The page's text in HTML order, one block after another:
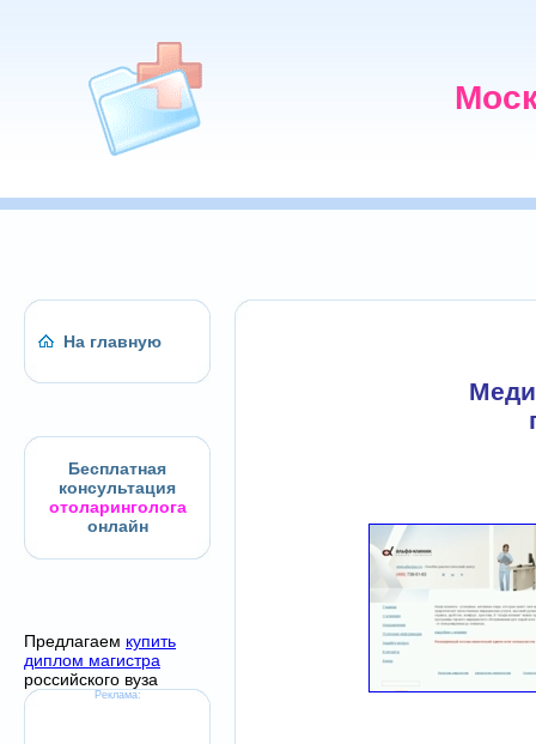
На главную
Бесплатная
консультация
отоларинголога
онлайн
Предлагаем купить
диплом магистра
российского вуза
Реклама: